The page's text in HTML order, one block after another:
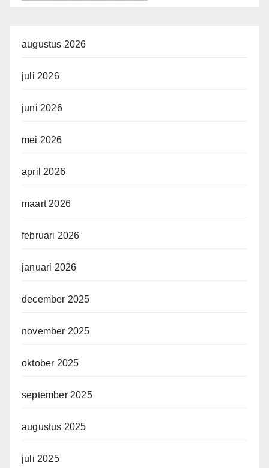
augustus 2026
juli 2026
juni 2026
mei 2026
april 2026
maart 2026
februari 2026
januari 2026
december 2025
november 2025
oktober 2025
september 2025
augustus 2025
juli 2025